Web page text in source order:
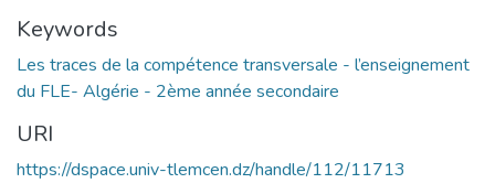
Keywords
Les traces de la compétence transversale - l’enseignement
du FLE- Algérie - 2ème année secondaire
URI
https://dspace.univ-tlemcen.dz/handle/112/11713